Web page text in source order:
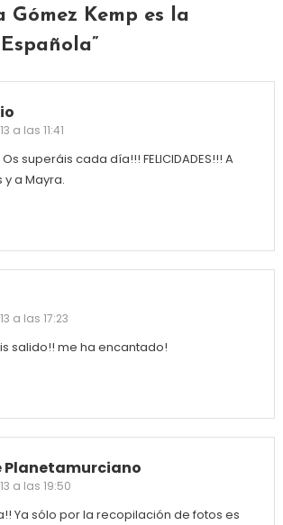
Gómez Kemp es la
”
a las 11:41
superáis cada día!!! FELICIDADES!!! A
a Mayra.
a las 17:23
salido!! me ha encantado!
Planetamurciano
a las 19:50
Ya sólo por la recopilación de fotos es